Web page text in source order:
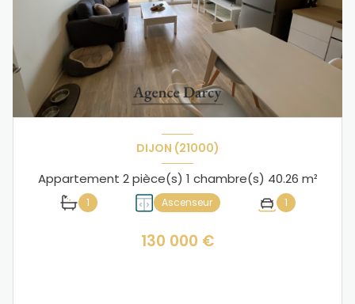
DIJON (21000)
Appartement 2 pièce(s) 1 chambre(s) 40.26 m²
1 Ascenseur 1
130 000 €